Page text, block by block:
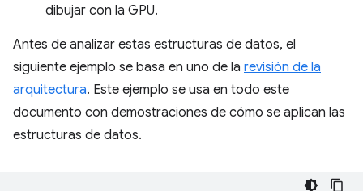
dibujar con la GPU.
Antes de analizar estas estructuras de datos, el
siguiente ejemplo se basa en uno de la revisión de la
arquitectura. Este ejemplo se usa en todo este
documento con demostraciones de cómo se aplican las
estructuras de datos.